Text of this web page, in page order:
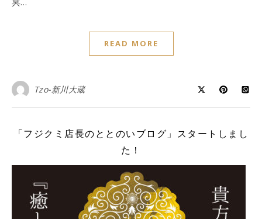
READ MORE
Tzo-新川大蔵
「フジクミ店長のととのいブログ」スタートしまし
た！